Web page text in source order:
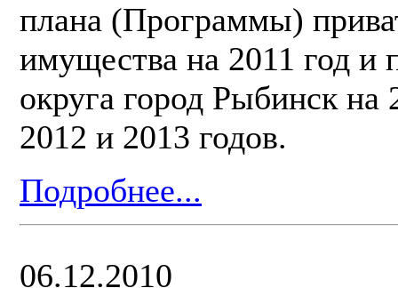
плана (Программы)
имущества на 2011 год и
округа город Рыбинск
2012 и 2013 годов.
Подробнее...
06.12.2010